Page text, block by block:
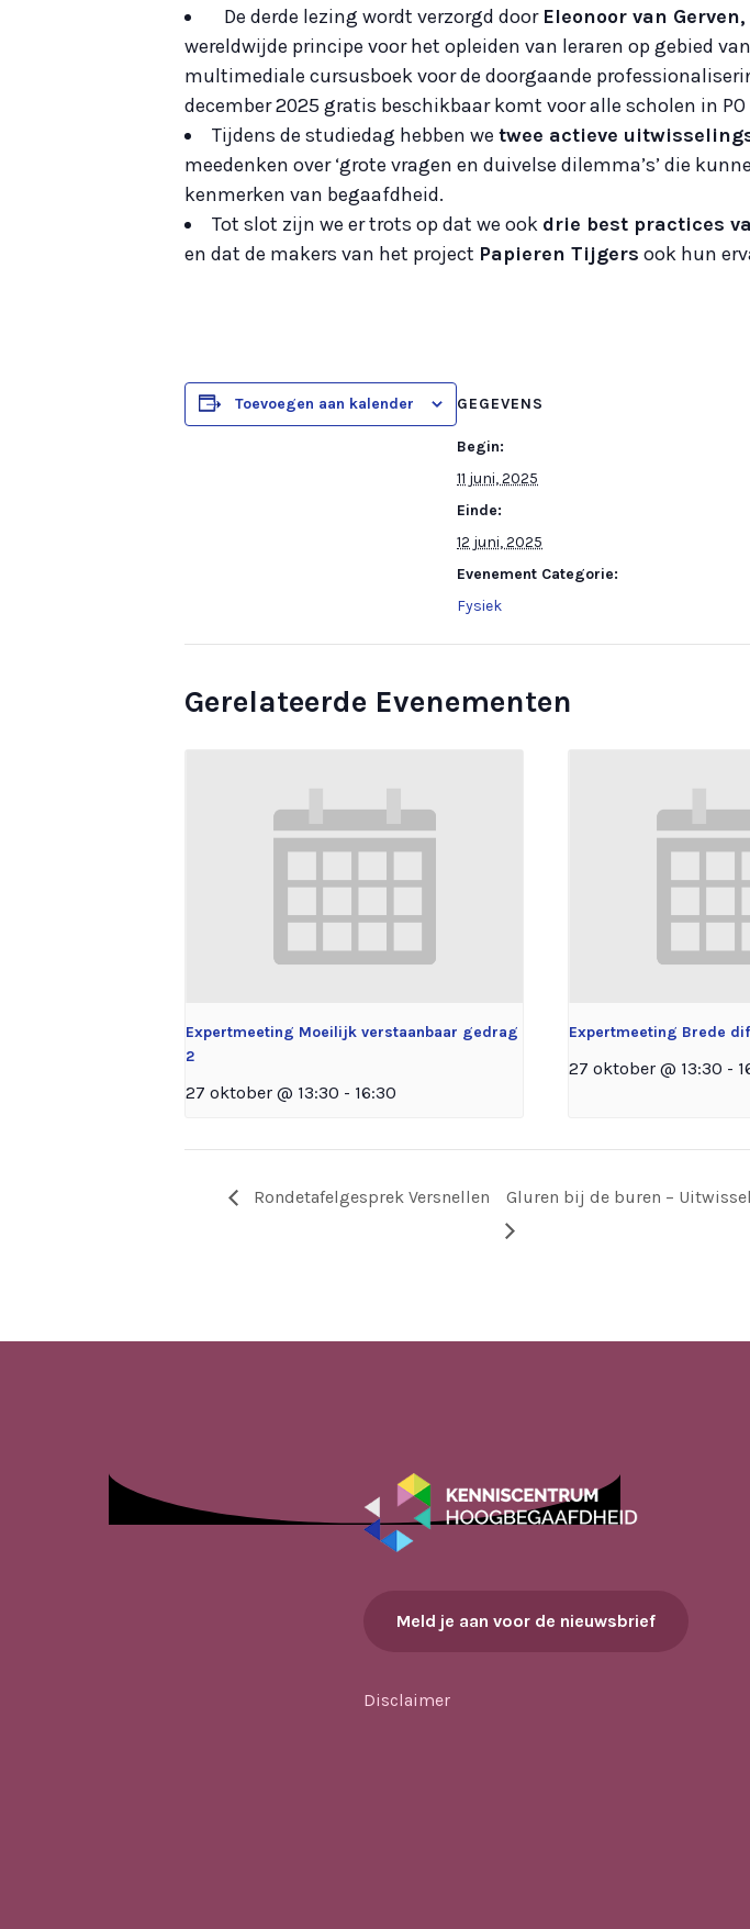
De derde lezing wordt verzorgd door Eleonoor van
wereldwijde principe voor het opleiden van leraren op gebied
multimediale cursusboek voor de doorgaande
december 2025 gratis beschikbaar komt voor alle scholen in PO
Tijdens de studiedag hebben we twee actieve
meedenken over ‘grote vragen en duivelse dilemma’s’ die
kenmerken van begaafdheid.
Tot slot zijn we er trots op dat we ook drie best practices
en dat de makers van het project Papieren Tijgers ook hun
Toevoegen aan kalender GEGEVENS
Begin:
11 juni, 2025
Einde:
12 juni, 2025
Evenement Categorie:
Fysiek
Gerelateerde Evenementen
Expertmeeting Moeilijk verstaanbaar gedrag
2
27 oktober @ 13:30 - 16:30
Expertmeeting Brede
27 oktober @ 13:30 -
Rondetafelgesprek Versnellen Gluren bij de buren –
Meld je aan voor de nieuwsbrief
Disclaimer